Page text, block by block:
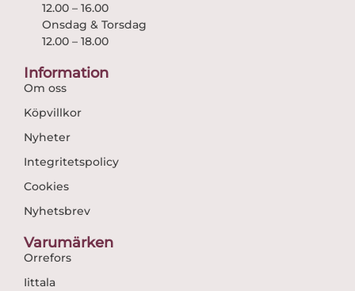
12.00 – 16.00
Onsdag & Torsdag
12.00 – 18.00
Information
Om oss
Köpvillkor
Nyheter
Integritetspolicy
Cookies
Nyhetsbrev
Varumärken
Orrefors
Iittala